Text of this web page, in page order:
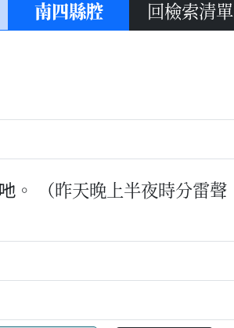
南四縣腔 回檢索清單
吔。
（昨天晚上半夜時分雷聲